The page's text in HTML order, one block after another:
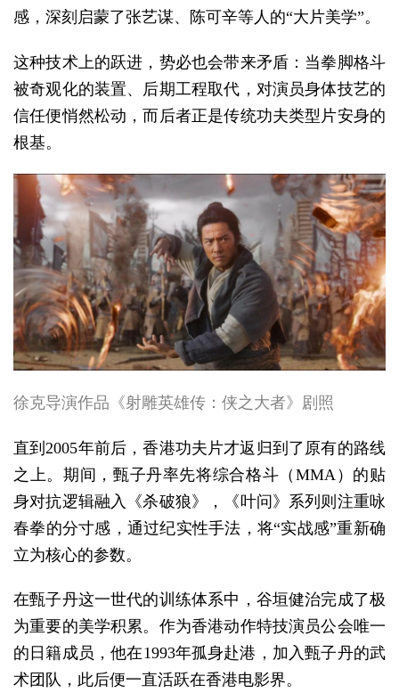
感，深刻启蒙了张艺谋、陈可辛等人的“大片美学”。
这种技术上的跃进，势必也会带来矛盾：当拳脚格斗
被奇观化的装置、后期工程取代，对演员身体技艺的
信任便悄然松动，而后者正是传统功夫类型片安身的
根基。
徐克导演作品《射雕英雄传：侠之大者》剧照
直到2005年前后，香港功夫片才返归到了原有的路线
之上。期间，甄子丹率先将综合格斗（MMA）的贴
身对抗逻辑融入《杀破狼》，《叶问》系列则注重咏
春拳的分寸感，通过纪实性手法，将“实战感”重新确
立为核心的参数。
在甄子丹这一世代的训练体系中，谷垣健治完成了极
为重要的美学积累。作为香港动作特技演员公会唯一
的日籍成员，他在1993年孤身赴港，加入甄子丹的武
术团队，此后便一直活跃在香港电影界。